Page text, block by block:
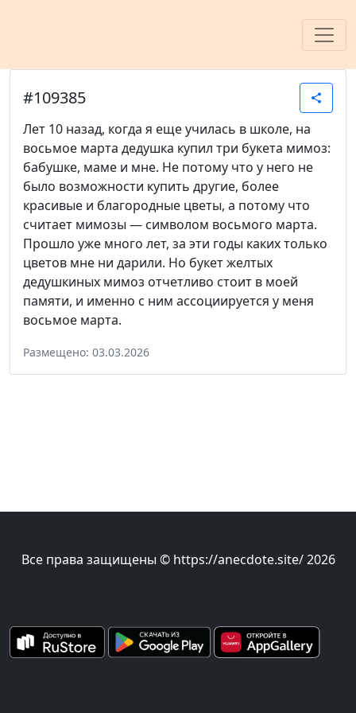
#109385 share
Лет 10 назад, когда я еще училась в школе, на
восьмое марта дедушка купил три букета мимоз:
бабушке, маме и мне. Не потому что у него не
было возможности купить другие, более
красивые и благородные цветы, а потому что
считает мимозы — символом восьмого марта.
Прошло уже много лет, за эти годы каких только
цветов мне ни дарили. Но букет желтых
дедушкиных мимоз отчетливо стоит в моей
памяти, и именно с ним ассоциируется у меня
восьмое марта.
Размещено: 03.03.2026
Все права защищены © https://anecdote.site/ 2026